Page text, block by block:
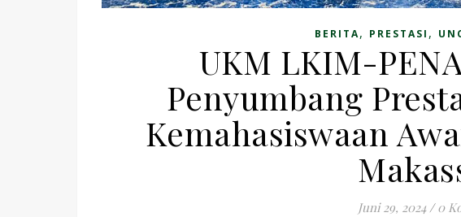
BERITA, PRESTASI ,
UKM LKIM-
Penyumbang
Kemahasiswaan
Juni 29, 2024 / 0